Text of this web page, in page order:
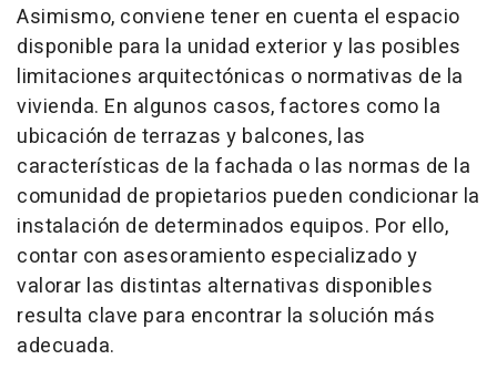
Asimismo, conviene tener en cuenta el espacio
disponible para la unidad exterior y las posibles
limitaciones arquitectónicas o normativas de la
vivienda. En algunos casos, factores como la
ubicación de terrazas y balcones, las
características de la fachada o las normas de la
comunidad de propietarios pueden condicionar la
instalación de determinados equipos. Por ello,
contar con asesoramiento especializado y
valorar las distintas alternativas disponibles
resulta clave para encontrar la solución más
adecuada.